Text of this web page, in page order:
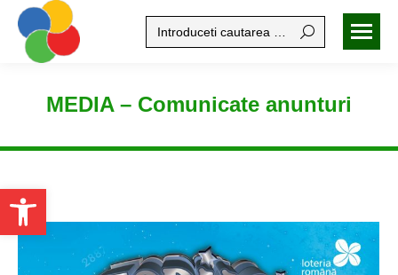
Open toolbar
Search:
MEDIA – Comunicate anunturi